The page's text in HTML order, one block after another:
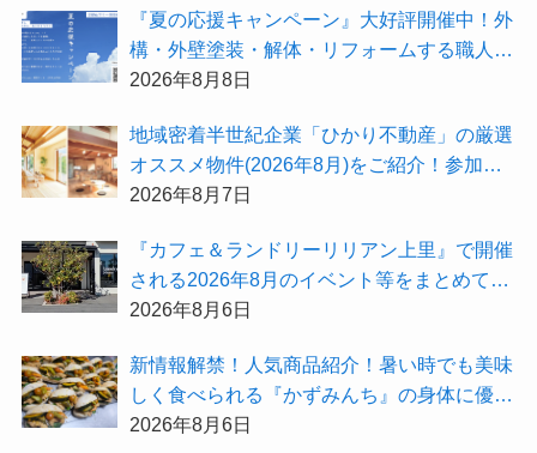
『夏の応援キャンペーン』大好評開催中！外
構・外壁塗装・解体・リフォームする職人を
探すなら『街の職人さん.com』がオススメ
2026年8月8日
地域密着半世紀企業「ひかり不動産」の厳選
オススメ物件(2026年8月)をご紹介！参加費
無料『”木の家”新潟工場見学会』のご予約も
2026年8月7日
『カフェ＆ランドリーリリアン上里』で開催
される2026年8月のイベント等をまとめてご
紹介！
2026年8月6日
新情報解禁！人気商品紹介！暑い時でも美味
しく食べられる『かずみんち』の身体に優し
い天然酵母手作り減塩パンを召し上がれ♪
2026年8月6日